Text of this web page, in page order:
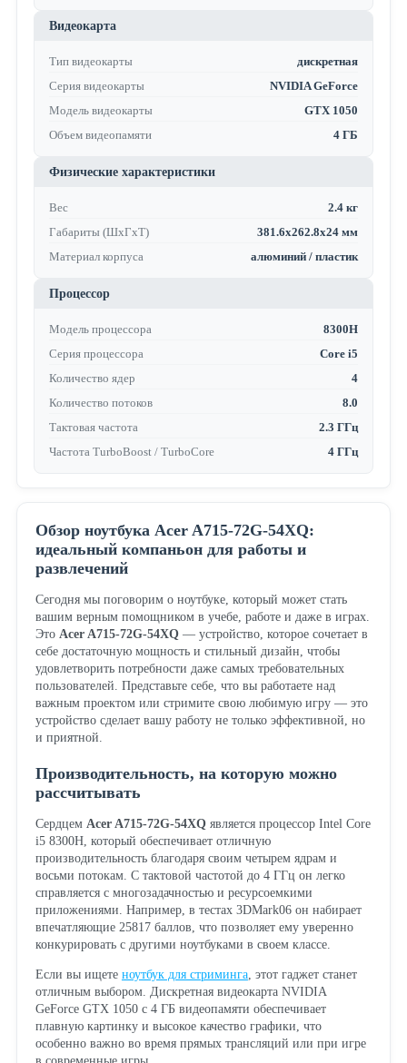
Видеокарта
Тип видеокарты
дискретная
Серия видеокарты
NVIDIA GeForce
Модель видеокарты
GTX 1050
Объем видеопамяти
4 ГБ
Физические характеристики
Вес
2.4 кг
Габариты (ШхГхТ)
381.6x262.8x24 мм
Материал корпуса
алюминий / пластик
Процессор
Модель процессора
8300H
Серия процессора
Core i5
Количество ядер
4
Количество потоков
8.0
Тактовая частота
2.3 ГГц
Частота TurboBoost / TurboCore
4 ГГц
Обзор ноутбука Acer A715-72G-54XQ:
идеальный компаньон для работы и
развлечений
Сегодня мы поговорим о ноутбуке, который может стать
вашим верным помощником в учебе, работе и даже в играх.
Это Acer A715-72G-54XQ— устройство, которое сочетает в
себе достаточную мощность и стильный дизайн, чтобы
удовлетворить потребности даже самых требовательных
пользователей. Представьте себе, что вы работаете над
важным проектом или стримите свою любимую игру — это
устройство сделает вашу работу не только эффективной, но
и приятной.
Производительность, на которую можно
рассчитывать
Сердцем Acer A715-72G-54XQявляется процессор Intel Core
i5 8300H, который обеспечивает отличную
производительность благодаря своим четырем ядрам и
восьми потокам. С тактовой частотой до 4 ГГц он легко
справляется с многозадачностью и ресурсоемкими
приложениями. Например, в тестах 3DMark06 он набирает
впечатляющие 25817 баллов, что позволяет ему уверенно
конкурировать с другими ноутбуками в своем классе.
Если вы ищете ноутбук для стриминга, этот гаджет станет
отличным выбором. Дискретная видеокарта NVIDIA
GeForce GTX 1050 с 4 ГБ видеопамяти обеспечивает
плавную картинку и высокое качество графики, что
особенно важно во время прямых трансляций или при игре